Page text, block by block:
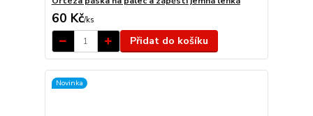
60 Kč/ks
Přidat do košíku
Novinka